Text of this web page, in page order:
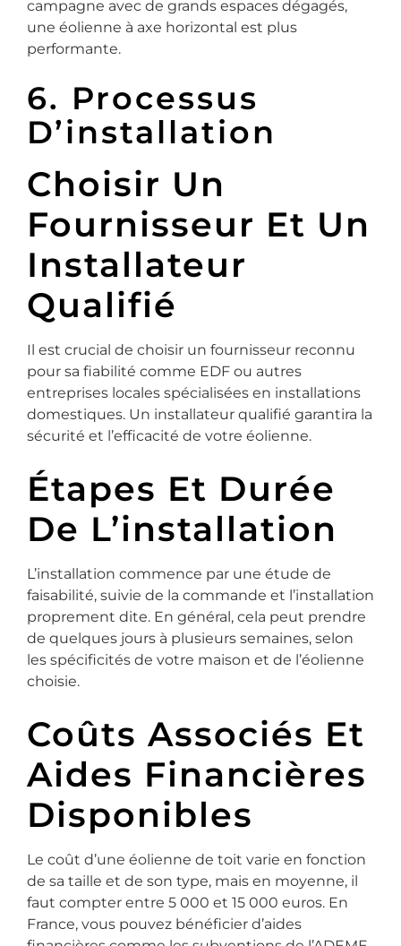
campagne avec de grands espaces dégagés,
une éolienne à axe horizontal est plus
performante.
6. Processus
D’installation
Choisir Un
Fournisseur Et Un
Installateur
Qualifié
Il est crucial de choisir un fournisseur reconnu
pour sa fiabilité comme EDF ou autres
entreprises locales spécialisées en installations
domestiques. Un installateur qualifié garantira la
sécurité et l’efficacité de votre éolienne.
Étapes Et Durée
De L’installation
L’installation commence par une étude de
faisabilité, suivie de la commande et l’installation
proprement dite. En général, cela peut prendre
de quelques jours à plusieurs semaines, selon
les spécificités de votre maison et de l’éolienne
choisie.
Coûts Associés Et
Aides Financières
Disponibles
Le coût d’une éolienne de toit varie en fonction
de sa taille et de son type, mais en moyenne, il
faut compter entre 5 000 et 15 000 euros. En
France, vous pouvez bénéficier d’aides